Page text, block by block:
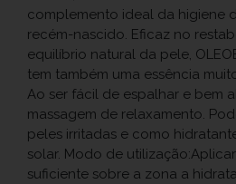
complemento ideal da higiene
recém-nascido. Eficaz no
equilíbrio natural da pele,
tem também uma essência
Ao ser fácil de espalhar e bem
massagem de relaxamento.
peles irritadas e como
solar. Modo de
suficiente sobre a zona a